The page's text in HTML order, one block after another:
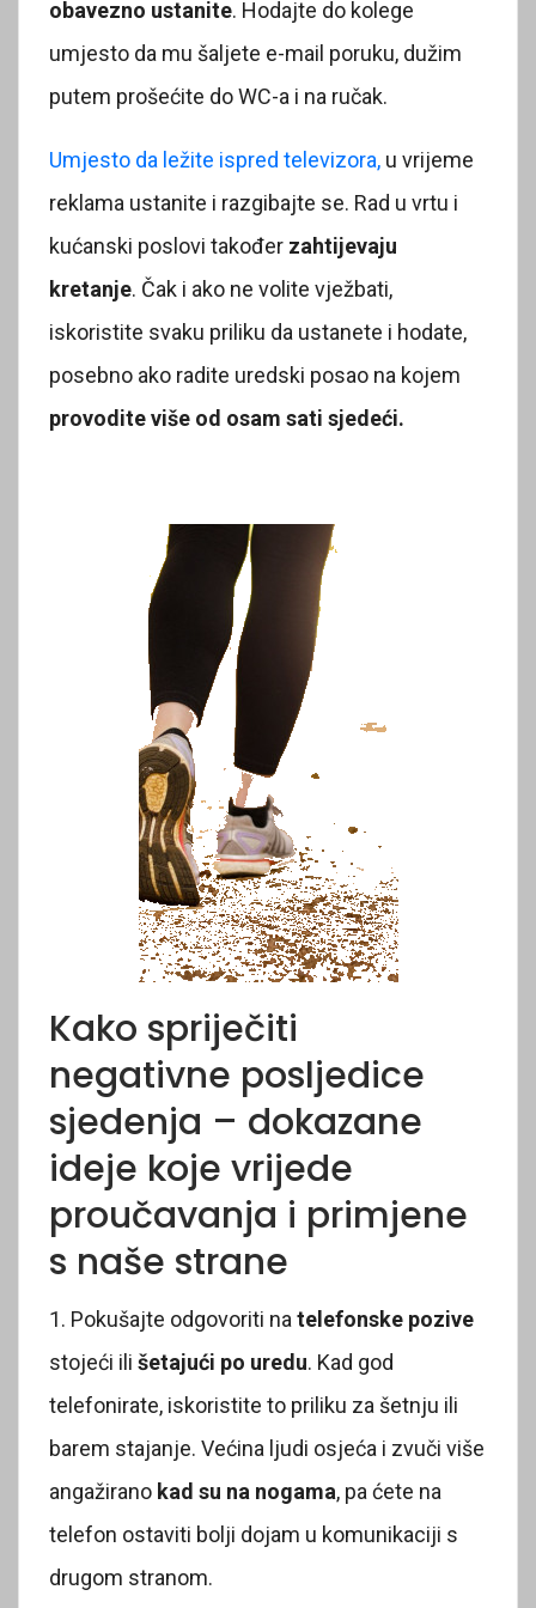
obavezno ustanite. Hodajte do kolege
umjesto da mu šaljete e-mail poruku, dužim
putem prošećite do WC-a i na ručak.
Umjesto da ležite ispred televizora, u vrijeme
reklama ustanite i razgibajte se. Rad u vrtu i
kućanski poslovi također zahtijevaju
kretanje. Čak i ako ne volite vježbati,
iskoristite svaku priliku da ustanete i hodate,
posebno ako radite uredski posao na kojem
provodite više od osam sati sjedeći.
Kako spriječiti
negativne posljedice
sjedenja – dokazane
ideje koje vrijede
proučavanja i primjene
s naše strane
1. Pokušajte odgovoriti natelefonske pozive
stojeći ili šetajući po uredu. Kad god
telefonirate, iskoristite to priliku za šetnju ili
barem stajanje. Većina ljudi osjeća i zvuči više
angažirano kad su na nogama, pa ćete na
telefon ostaviti bolji dojam u komunikaciji s
drugom stranom.